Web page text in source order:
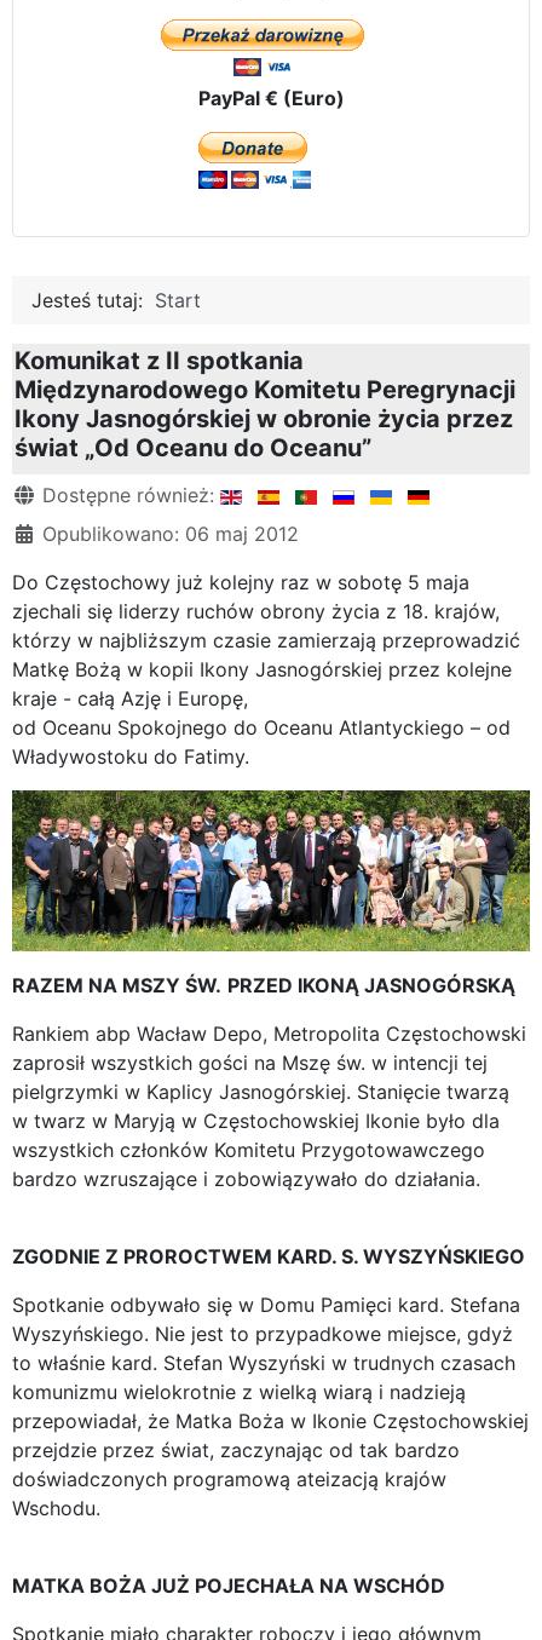
PayPal € (Euro)
Jesteś tutaj: Start
Komunikat z II spotkania
Międzynarodowego Komitetu Peregrynacji
Ikony Jasnogórskiej w obronie życia przez
świat „Od Oceanu do Oceanu”
Szczegóły
Dostępne również:
Opublikowano: 06 maj 2012
Do Częstochowy już kolejny raz w sobotę 5 maja
zjechali się liderzy ruchów obrony życia z 18. krajów,
którzy w najbliższym czasie zamierzają przeprowadzić
Matkę Bożą w kopii Ikony Jasnogórskiej przez kolejne
kraje - całą Azję i Europę,
od Oceanu Spokojnego do Oceanu Atlantyckiego – od
Władywostoku do Fatimy.
RAZEM NA MSZY ŚW. PRZED IKONĄ JASNOGÓRSKĄ
Rankiem abp Wacław Depo, Metropolita Częstochowski
zaprosił wszystkich gości na Mszę św. w intencji tej
pielgrzymki w Kaplicy Jasnogórskiej. Stanięcie twarzą
w twarz w Maryją w Częstochowskiej Ikonie było dla
wszystkich członków Komitetu Przygotowawczego
bardzo wzruszające i zobowiązywało do działania.
ZGODNIE Z PROROCTWEM KARD. S. WYSZYŃSKIEGO
Spotkanie odbywało się w Domu Pamięci kard. Stefana
Wyszyńskiego. Nie jest to przypadkowe miejsce, gdyż
to właśnie kard. Stefan Wyszyński w trudnych czasach
komunizmu wielokrotnie z wielką wiarą i nadzieją
przepowiadał, że Matka Boża w Ikonie Częstochowskiej
przejdzie przez świat, zaczynając od tak bardzo
doświadczonych programową ateizacją krajów
Wschodu.
MATKA BOŻA JUŻ POJECHAŁA NA WSCHÓD
Spotkanie miało charakter roboczy i jego głównym